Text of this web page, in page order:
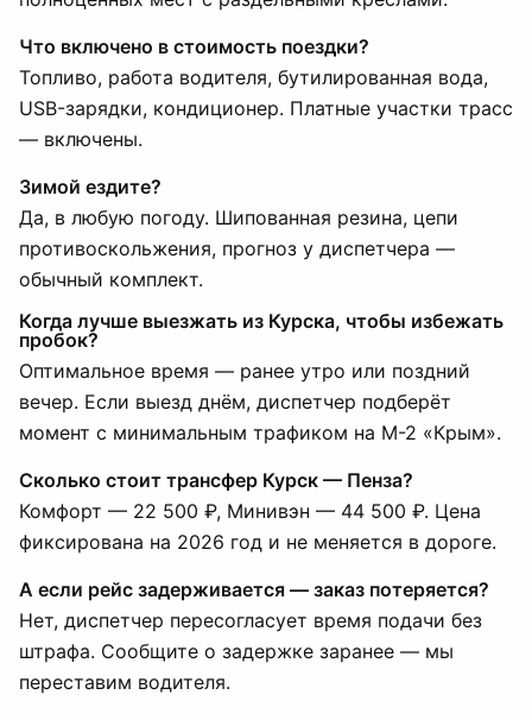
Что включено в стоимость поездки?
Топливо, работа водителя, бутилированная вода,
USB-зарядки, кондиционер. Платные участки трасс
— включены.
Зимой ездите?
Да, в любую погоду. Шипованная резина, цепи
противоскольжения, прогноз у диспетчера —
обычный комплект.
Когда лучше выезжать из Курска, чтобы избежать
пробок?
Оптимальное время — ранее утро или поздний
вечер. Если выезд днём, диспетчер подберёт
момент с минимальным трафиком на М-2 «Крым».
Сколько стоит трансфер Курск — Пенза?
Комфорт — 22 500 ₽, Минивэн — 44 500 ₽. Цена
фиксирована на 2026 год и не меняется в дороге.
А если рейс задерживается — заказ потеряется?
Нет, диспетчер пересогласует время подачи без
штрафа. Сообщите о задержке заранее — мы
переставим водителя.